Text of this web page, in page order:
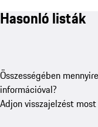
Hasonló listák
Összességében
információval?
Adjon visszajelzést most